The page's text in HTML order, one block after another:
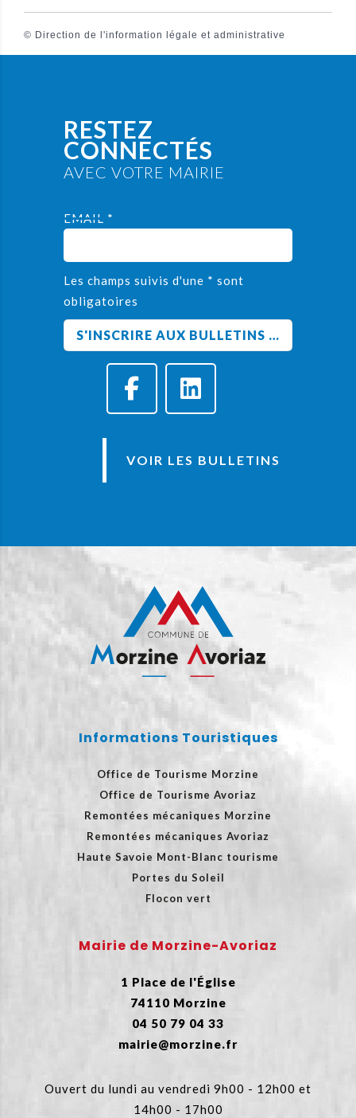
© Direction de l'information légale et administrative
RESTEZ
CONNECTÉS
AVEC VOTRE MAIRIE
EMAIL *
Les champs suivis d'une * sont
obligatoires
VOIR LES BULLETINS
Informations Touristiques
Office de Tourisme Morzine
Office de Tourisme Avoriaz
Remontées mécaniques Morzine
Remontées mécaniques Avoriaz
Haute Savoie Mont-Blanc tourisme
Portes du Soleil
Flocon vert
Mairie de Morzine-Avoriaz
1 Place de l'Église
74110 Morzine
04 50 79 04 33
mairie@morzine.fr
Ouvert du lundi au vendredi 9h00 - 12h00 et
14h00 - 17h00